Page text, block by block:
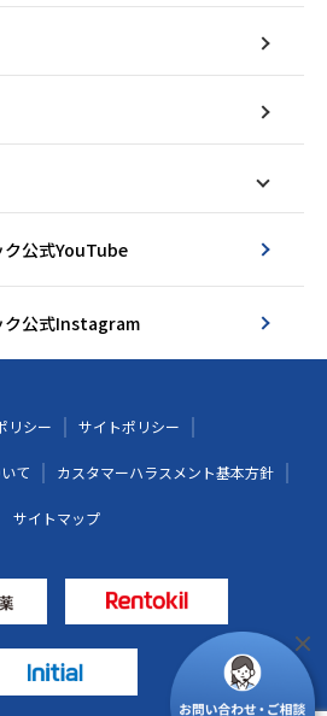
ク公式YouTube
ク公式Instagram
リシー サイトポリシー
て カスタマーハラスメント基本方針
サイトマップ